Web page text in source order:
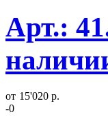
Арт.:
от 15'020 р.
-0